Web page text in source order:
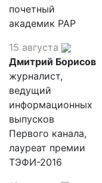
почетный
академик РАР
15 августа
Дмитрий Борисов
журналист,
ведущий
информационных
выпусков
Первого канала,
лауреат премии
ТЭФИ-2016